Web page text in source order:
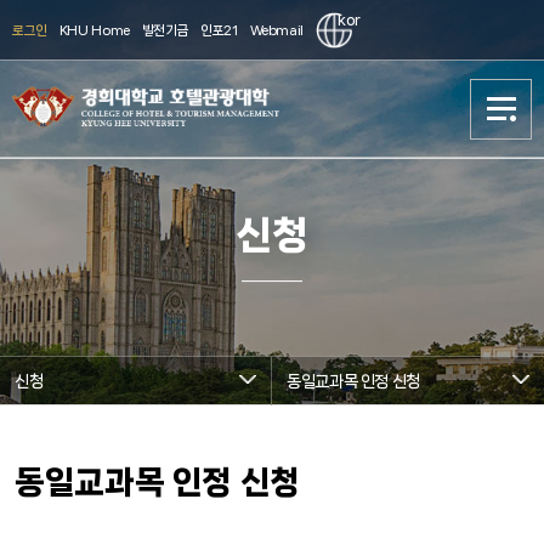
로그인 KHU Home 발전기금 인포21 Webmail
kor
학사과정
현장실습/취업
학사과정
현장실습/취업
신청
신청 동일교과목 인정 신청
동일교과목 인정 신청